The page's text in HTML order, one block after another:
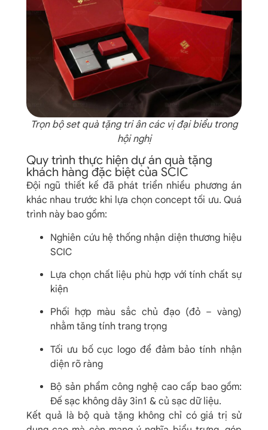
Trọn bộ set quà tặng tri ân các vị đại biểu trong
hội nghị
Quy trình thực hiện dự án quà tặng
khách hàng đặc biệt của SCIC
Đội ngũ thiết kế đã phát triển nhiều phương án
khác nhau trước khi lựa chọn concept tối ưu. Quá
trình này bao gồm:
Nghiên cứu hệ thống nhận diện thương hiệu
SCIC
Lựa chọn chất liệu phù hợp với tính chất sự
kiện
Phối hợp màu sắc chủ đạo (đỏ – vàng)
nhằm tăng tính trang trọng
Tối ưu bố cục logo để đảm bảo tính nhận
diện rõ ràng
Bộ sản phẩm công nghệ cao cấp bao gồm:
Đế sạc không dây 3in1 & củ sạc dữ liệu.
Kết quả là bộ quà tặng không chỉ có giá trị sử